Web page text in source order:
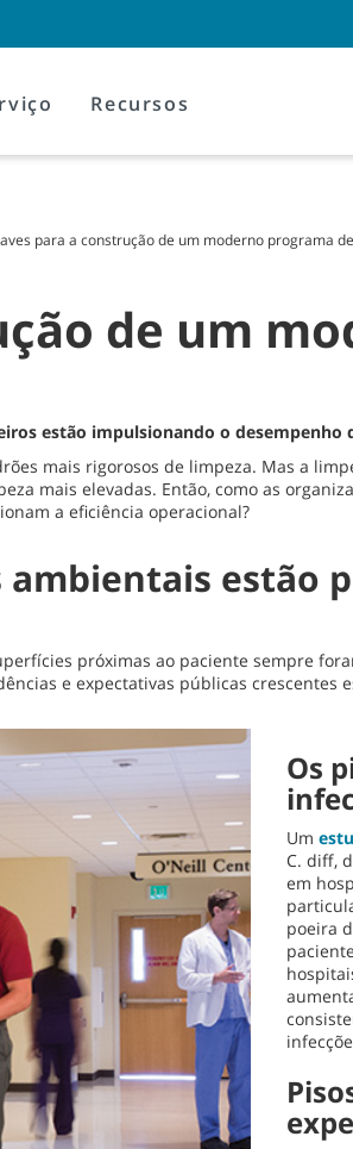
Recursos
para a construção de um moderno programa
de um
estão impulsionando o
mais rigorosos de limpeza. Mas a
mais elevadas. Então, como as
a eficiência operacional?
ambientais estão
próximas ao paciente sempre
e expectativas públicas
Os
Um
C. diff,
em
poeira